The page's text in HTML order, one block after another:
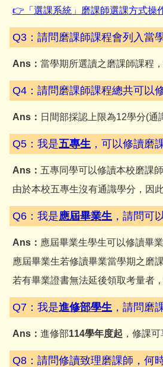
👉 「選課系統」磨課師選課方式操
Q3：請問磨課師課程會列入當
Ans： 當學期所選讀之磨課師課程
Q4：請問磨課師課程總共可以
Ans： 日間部採認上限為12學分(通
Q5：我是五專生 ，可以修讀磨
Ans： 五專同學可以修讀本校磨課
由於本校五專生沒有通識學分，因
Q6：我是應屆畢業生 ，請問可
Ans： 應屆畢業生學生可以修讀畢
應屆畢業生若修讀畢業當學期之磨
若有畢業證書無法延後領取考量者
Q7：我是進修部學生 ，請問磨
Ans： 進修部114學年度起 ，修課
Q8：請問修讀致理磨課師，何